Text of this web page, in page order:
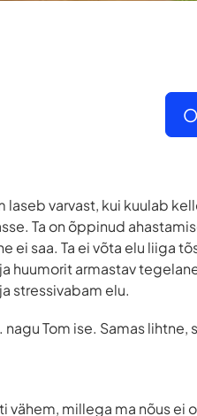
varvast, kui kuulab
Ta on õppinud
ei saa. Ta ei võta elu liiga
huumorit armastav
stressivabam elu.
Tom ise. Samas lihtne,
vähem, millega ma nõus ei